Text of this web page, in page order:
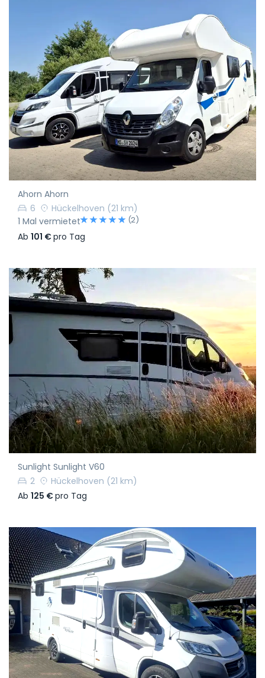
Ahorn Ahorn
6
Hückelhoven (21 km)
1 Mal vermietet
(2)
Ab 101 €pro Tag
Sunlight Sunlight V60
2
Hückelhoven (21 km)
Ab 125 €pro Tag